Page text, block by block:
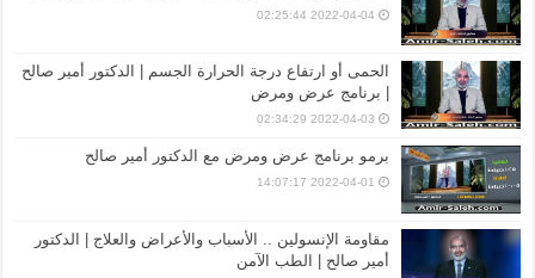
2022-04-04 02:25:44
الحمى أو ارتفاع درجة الحرارة الجسم | الدكتور أمير صالح
| برنامج عرض ومرض
2022-04-03 02:34:29
برمو برنامج عرض ومرض مع الدكتور أمير صالح
2022-04-01 14:07:17
مقاومة الإنسولين .. الأسباب والأعراض والعلاج | الدكتور
أمير صالح | الطب الآمن